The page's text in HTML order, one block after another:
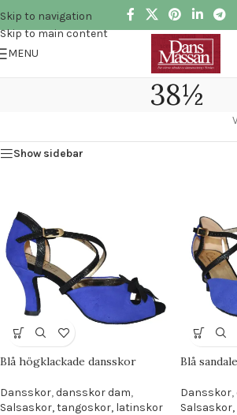
Skip to navigation
Skip to main content
MENU
38½
Show sidebar
Blå högklackade dansskor
Dansskor,dansskor dam,
Salsaskor, tangoskor, latinskor
Blå
Dansskor,